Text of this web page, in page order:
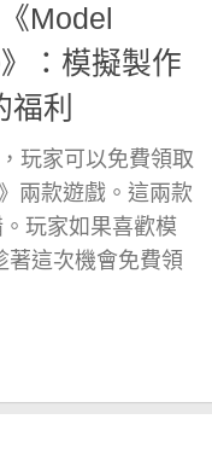
Model
：模擬製作
利
玩家可以免費領取
兩款遊戲。這兩款
玩家如果喜歡模
著這次機會免費領